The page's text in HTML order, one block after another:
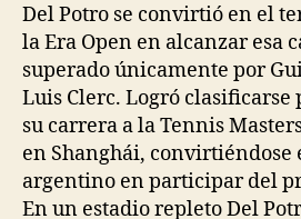
Del Potro se convirtió en el
la Era Open en alcanzar esa
superado únicamente por
Luis Clerc. Logró
su carrera a la Tennis
en Shanghái, convirtiéndose
argentino en participar del
En un estadio repleto Del